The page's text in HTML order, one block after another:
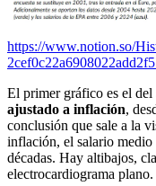
https://www.notion.so/
El primer gráfico es el del
ajustado a inflación,
conclusión que sale a la
inflación, el salario medio
décadas. Hay altibajos,
electrocardiograma plano.